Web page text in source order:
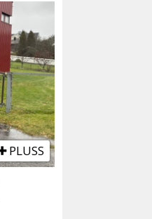
PLUSS